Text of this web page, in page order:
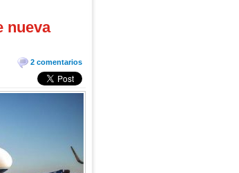
nueva
2 comentarios